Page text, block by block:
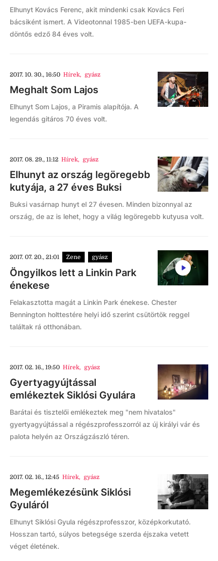
Elhunyt Kovács Ferenc, akit mindenki csak Kovács Feri
bácsiként ismert. A Videotonnal 1985-ben UEFA-kupa-
döntős edző 84 éves volt.
2017. 10. 30., 16:50 Hírek, gyász
Meghalt Som Lajos
Elhunyt Som Lajos, a Piramis alapítója. A
legendás gitáros 70 éves volt.
2017. 08. 29., 11:12 Hírek, gyász
Elhunyt az ország legöregebb
kutyája, a 27 éves Buksi
Buksi vasárnap hunyt el 27 évesen. Minden bizonnyal az
ország, de az is lehet, hogy a világ legöregebb kutyusa volt.
2017. 07. 20., 21:01 Zene gyász
Öngyilkos lett a Linkin Park
énekese
Felakasztotta magát a Linkin Park énekese. Chester
Bennington holttestére helyi idő szerint csütörtök reggel
találtak rá otthonában.
2017. 02. 16., 19:50 Hírek, gyász
Gyertyagyújtással
emlékeztek Siklósi Gyulára
Barátai és tisztelői emlékeztek meg "nem hivatalos"
gyertyagyújtással a régészprofesszorról az új királyi vár és
palota helyén az Országzászló téren.
2017. 02. 16., 12:45 Hírek, gyász
Megemlékezésünk Siklósi
Gyuláról
Elhunyt Siklósi Gyula régészprofesszor, középkorkutató.
Hosszan tartó, súlyos betegsége szerda éjszaka vetett
véget életének.